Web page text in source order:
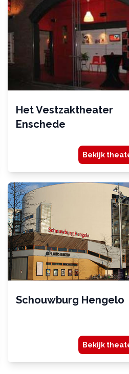
Het Vestzaktheater
Enschede
Bekijk
Schouwburg Hengelo
Bekijk